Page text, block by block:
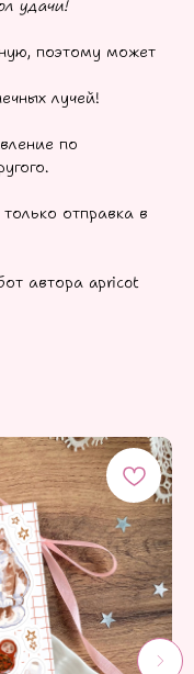
удачи!
поэтому может
лучей!
по
отправка в
автора apricot